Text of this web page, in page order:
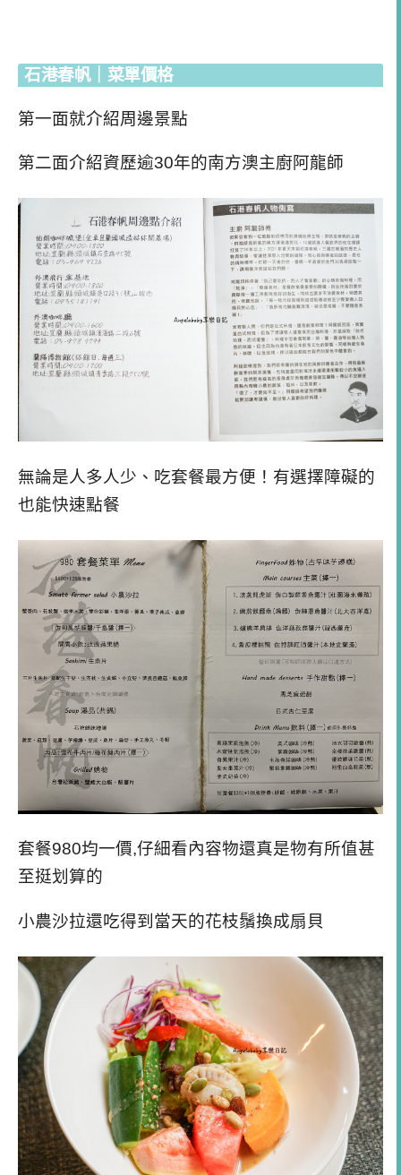
石港春帆｜菜單價格
第一面就介紹周邊景點
第二面介紹資歷逾30年的南方澳主廚阿龍師
無論是人多人少、吃套餐最方便！有選擇障礙的
也能快速點餐
套餐980均一價,仔細看內容物還真是物有所值甚
至挺划算的
小農沙拉還吃得到當天的花枝鬚換成扇貝